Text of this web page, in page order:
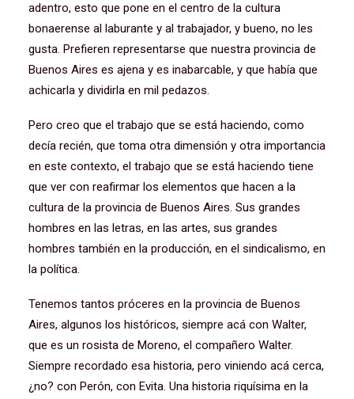
adentro, esto que pone en el centro de la cultura
bonaerense al laburante y al trabajador, y bueno, no les
gusta. Prefieren representarse que nuestra provincia de
Buenos Aires es ajena y es inabarcable, y que había que
achicarla y dividirla en mil pedazos.
Pero creo que el trabajo que se está haciendo, como
decía recién, que toma otra dimensión y otra importancia
en este contexto, el trabajo que se está haciendo tiene
que ver con reafirmar los elementos que hacen a la
cultura de la provincia de Buenos Aires. Sus grandes
hombres en las letras, en las artes, sus grandes
hombres también en la producción, en el sindicalismo, en
la política.
Tenemos tantos próceres en la provincia de Buenos
Aires, algunos los históricos, siempre acá con Walter,
que es un rosista de Moreno, el compañero Walter.
Siempre recordado esa historia, pero viniendo acá cerca,
¿no? con Perón, con Evita. Una historia riquísima en la